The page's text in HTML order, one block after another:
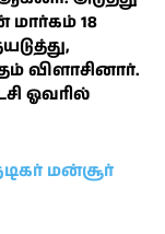
மார்கம் 18
விளாசினார்.
ஓவரில்
மன்சூர்